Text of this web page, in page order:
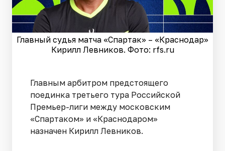
Главный судья матча «Спартак» – «Краснодар»
Кирилл Левников. Фото: rfs.ru
Главным арбитром предстоящего
поединка третьего тура Российской
Премьер-лиги между московским
«Спартаком» и «Краснодаром»
назначен Кирилл Левников.